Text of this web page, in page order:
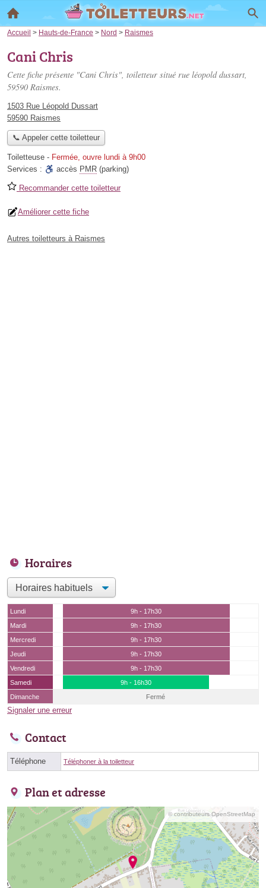
Accueil > Hauts-de-France > Nord > Raismes
Cani Chris
Cette fiche présente "Cani Chris", toiletteur situé rue léopold dussart,
59590 Raismes.
1503 Rue Léopold Dussart
59590 Raismes
📞 Appeler cette toiletteur
Toiletteuse - Fermée, ouvre lundi à 9h00
Services :
accès PMR (parking)
Recommander cette toiletteur
Améliorer cette fiche
Autres toiletteurs à Raismes
Horaires
Lundi
9h - 17h30
Mardi
9h - 17h30
Mercredi
9h - 17h30
Jeudi
9h - 17h30
Vendredi
9h - 17h30
Samedi
9h - 16h30
Dimanche
Fermé
Signaler une erreur
Contact
Téléphone Téléphoner à la toiletteur
Plan et adresse
© contributeurs OpenStreetMap